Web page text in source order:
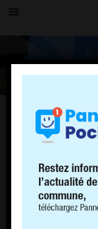
OK
Vous parcourez
pour février 2020.
PAGES
PLU